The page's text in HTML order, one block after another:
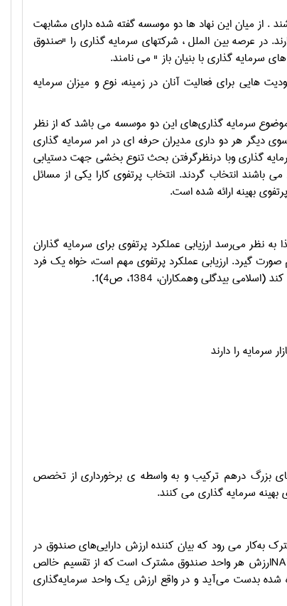
. از میان این نهاد ها دو موسسه گفته شده دارای مشابهت
در عرصه بین الملل ، شرکتهای سرمایه گذاری را "صندوق
گذاری با بنیان باز " می نامند.
هایی برای فعالیت آنان در زمینه، نوع و میزان سرمایه
موضوع سرمایه گذاری‌های این دو موسسه می باشد که از نظر
دیگر هر دو داری مدیران حرفه ای در امر سرمایه گذاری
گذاری وبا درنظرگرفتن بحث تنوع بخشی جهت دستیابی
باشند انتخاب گردند. انتخاب پرتفوی کارا یکی از مسائل
بهینه ارائه شده است.
نظر می‌رسد ارزیابی عملکرد پرتفوی برای سرمایه گذاران
گیرد. ارزیابی عملکرد پرتفوی مهم است، خواه یک فرد
بیدگلی وهمکاران، 1384، ص4)1.
سرمایه را دارند
بزرگ درهم ترکیب و به واسطه ی برخورداری از تخصص
سرمایه گذاری می کنند.
می ‌رود که بیان کننده ارزش دارایی‌های صندوق در
ارزش هر واحد صندوق مشترک است که از تقسیم خالص
شده بدست می‌آید و در واقع ارزش یک واحد سرمایه‌گذاری